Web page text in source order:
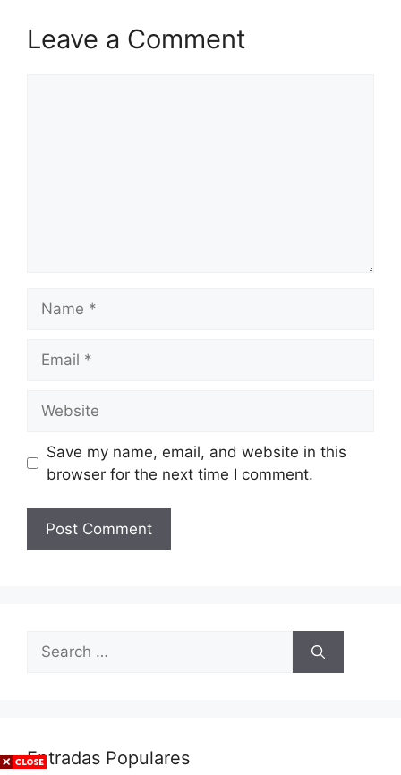
Leave a Comment
Save my name, email, and website in this
browser for the next time I comment.
Search
for:
Entradas Populares